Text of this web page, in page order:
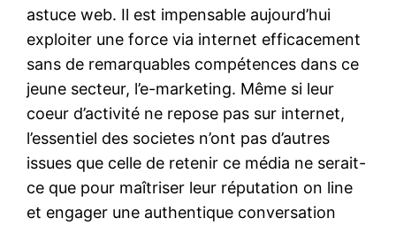
astuce web. Il est impensable aujourd’hui
exploiter une force via internet efficacement
sans de remarquables compétences dans ce
jeune secteur, l’e-marketing. Même si leur
coeur d’activité ne repose pas sur internet,
l’essentiel des societes n’ont pas d’autres
issues que celle de retenir ce média ne serait-
ce que pour maîtriser leur réputation on line
et engager une authentique conversation